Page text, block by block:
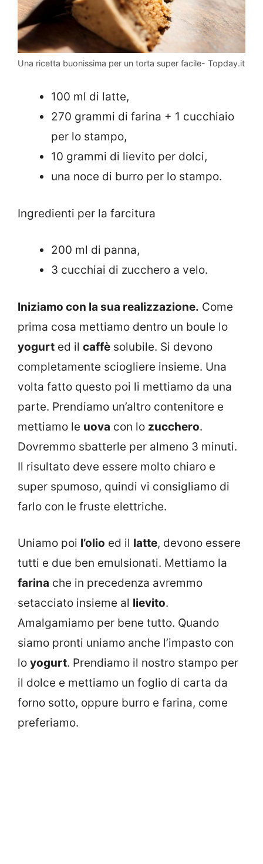
Una ricetta buonissima per un torta super facile- Topday.it
100 ml di latte,
270 grammi di farina + 1 cucchiaio
per lo stampo,
10 grammi di lievito per dolci,
una noce di burro per lo stampo.
Ingredienti per la farcitura
200 ml di panna,
3 cucchiai di zucchero a velo.
Iniziamo con la sua realizzazione. Come
prima cosa mettiamo dentro un boule lo
yogurt ed il caffè solubile. Si devono
completamente sciogliere insieme. Una
volta fatto questo poi li mettiamo da una
parte. Prendiamo un’altro contenitore e
mettiamo le uova con lo zucchero.
Dovremmo sbatterle per almeno 3 minuti.
Il risultato deve essere molto chiaro e
super spumoso, quindi vi consigliamo di
farlo con le fruste elettriche.
Uniamo poi l’olio ed il latte, devono essere
tutti e due ben emulsionati. Mettiamo la
farina che in precedenza avremmo
setacciato insieme al lievito.
Amalgamiamo per bene tutto. Quando
siamo pronti uniamo anche l’impasto con
lo yogurt. Prendiamo il nostro stampo per
il dolce e mettiamo un foglio di carta da
forno sotto, oppure burro e farina, come
preferiamo.